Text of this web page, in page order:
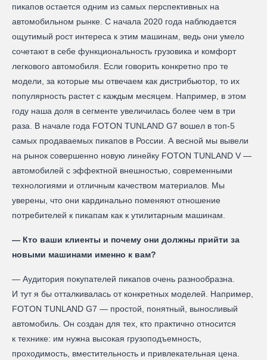
пикапов остается одним из самых перспективных на
автомобильном рынке. С начала 2020 года наблюдается
ощутимый рост интереса к этим машинам, ведь они умело
сочетают в себе функциональность грузовика и комфорт
легкового автомобиля. Если говорить конкретно про те
модели, за которые мы отвечаем как дистрибьютор, то их
популярность растет с каждым месяцем. Например, в этом
году наша доля в сегменте увеличилась более чем в три
раза. В начале года FOTON TUNLAND G7 вошел в топ-5
самых продаваемых пикапов в России. А весной мы вывели
на рынок совершенно новую линейку FOTON TUNLAND V —
автомобилей с эффектной внешностью, современными
технологиями и отличным качеством материалов. Мы
уверены, что они кардинально поменяют отношение
потребителей к пикапам как к утилитарным машинам.
— Кто ваши клиенты и почему они должны прийти за
новыми машинами именно к вам?
— Аудитория покупателей пикапов очень разнообразна.
И тут я бы отталкивалась от конкретных моделей. Например,
FOTON TUNLAND G7 — простой, понятный, выносливый
автомобиль. Он создан для тех, кто практично относится
к технике: им нужна высокая грузоподъемность,
проходимость, вместительность и привлекательная цена.